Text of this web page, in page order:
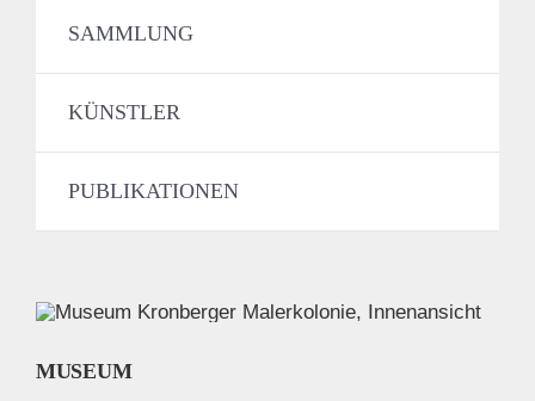
SAMMLUNG
KÜNSTLER
PUBLIKATIONEN
MUSEUM